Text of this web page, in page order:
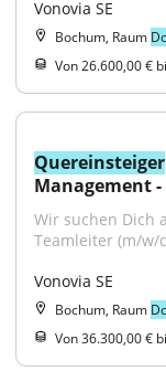
Vonovia SE
Bochum, Raum
Von 26.600,00 €
Quereinsteiger
Management -
Wir suchen Dich
Teamleiter (m/w/
Vonovia SE
Bochum, Raum
Von 36.300,00 €